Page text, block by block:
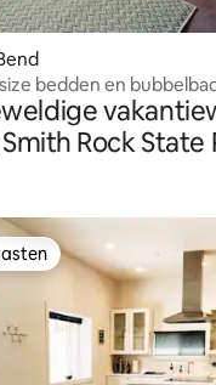
bedden en
Rock State